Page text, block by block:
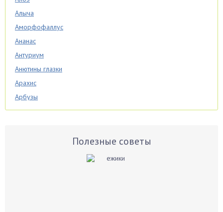
Алыча
Аморфофаллус
Ананас
Антуриум
Анютины глазки
Арахис
Арбузы
Аспарагус
Полезные советы